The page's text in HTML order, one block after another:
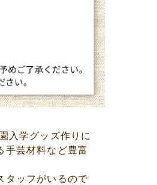
入学グッズ作りに
手芸材料など豊富
タッフがいるので